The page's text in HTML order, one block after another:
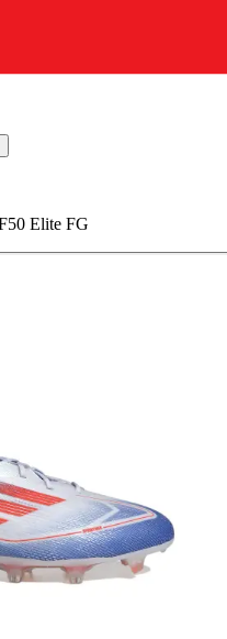
Elite FG